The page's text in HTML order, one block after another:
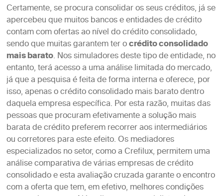
Certamente, se procura consolidar os seus créditos, já se
apercebeu que muitos bancos e entidades de crédito
contam com ofertas ao nível do crédito consolidado,
sendo que muitas garantem ter ocrédito consolidado
mais barato. Nos simuladores deste tipo de entidade, no
entanto, terá acesso a uma análise limitada do mercado,
já que a pesquisa é feita de forma interna e oferece, por
isso, apenas o crédito consolidado mais barato dentro
daquela empresa específica. Por esta razão, muitas das
pessoas que procuram efetivamente a solução mais
barata de crédito preferem recorrer aos intermediários
ou corretores para este efeito. Os mediadores
especializados no setor, como a Crefilux, permitem uma
análise comparativa de várias empresas de crédito
consolidado e esta avaliação cruzada garante o encontro
com a oferta que tem, em efetivo, melhores condições